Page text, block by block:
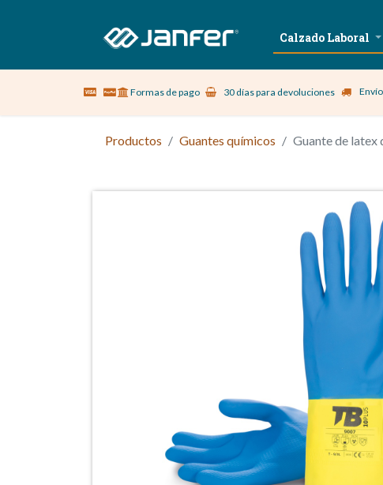
Sobre nosotros Vestuario Laboral Calzado Laboral
Formas de pago 30 días para devoluciones
Productos Guantes químicos Guante de latex